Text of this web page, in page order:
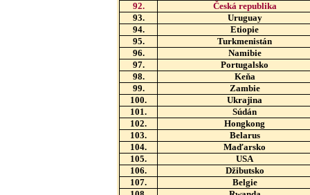
92.
Česká republika
93.
Uruguay
94.
Etiopie
95.
Turkmenistán
96.
Namibie
97.
Portugalsko
98.
Keňa
99.
Zambie
100.
Ukrajina
101.
Súdán
102.
Hongkong
103.
Belarus
104.
Maďarsko
105.
USA
106.
Džibutsko
107.
Belgie